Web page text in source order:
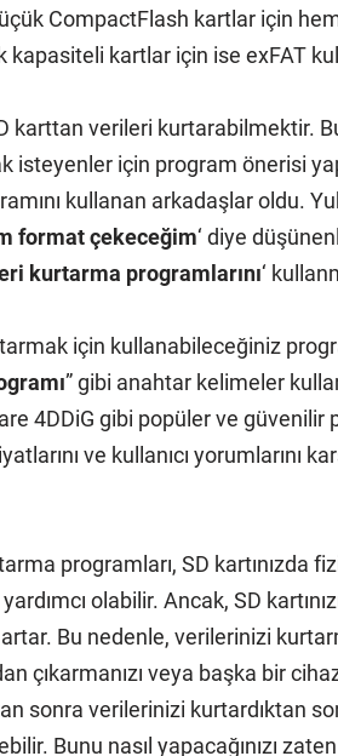
CompactFlash kartlar için
kapasiteli kartlar için ise exFAT
karttan verileri kurtarabilmektir.
isteyenler için program önerisi
kullanan arkadaşlar oldu.
format çekeceğim‘ diye
kurtarma programlarını‘
için kullanabileceğiniz
” gibi anahtar kelimeler
4DDiG gibi popüler ve güvenilir
ve kullanıcı yorumlarını
programları, SD kartınızda
olabilir. Ancak, SD
Bu nedenle, verilerinizi
çıkarmanızı veya başka bir
sonra verilerinizi kurtardıktan
Bunu nasıl yapacağınızı